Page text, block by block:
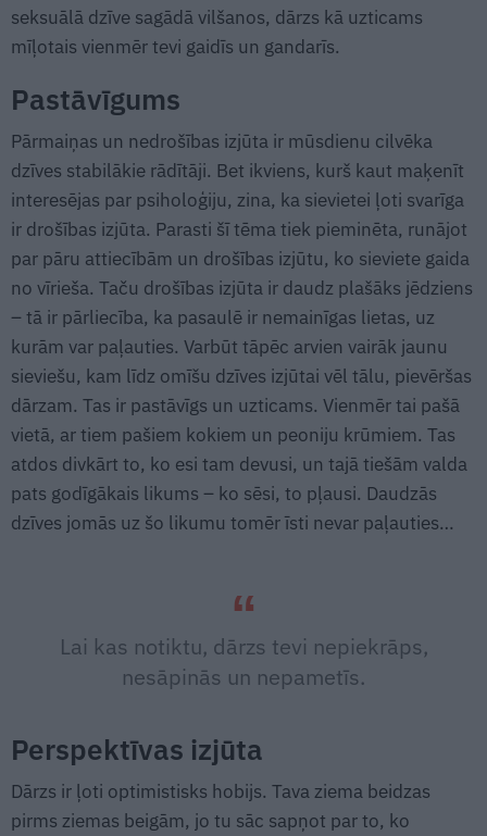
seksuālā dzīve sagādā vilšanos, dārzs kā uzticams
mīļotais vienmēr tevi gaidīs un gandarīs.
Pastāvīgums
Pārmaiņas un nedrošības izjūta ir mūsdienu cilvēka
dzīves stabilākie rādītāji. Bet ikviens, kurš kaut maķenīt
interesējas par psiholoģiju, zina, ka sievietei ļoti svarīga
ir drošības izjūta. Parasti šī tēma tiek pieminēta, runājot
par pāru attiecībām un drošības izjūtu, ko sieviete gaida
no vīrieša. Taču drošības izjūta ir daudz plašāks jēdziens
– tā ir pārliecība, ka pasaulē ir nemainīgas lietas, uz
kurām var paļauties. Varbūt tāpēc arvien vairāk jaunu
sieviešu, kam līdz omīšu dzīves izjūtai vēl tālu, pievēršas
dārzam. Tas ir pastāvīgs un uzticams. Vienmēr tai pašā
vietā, ar tiem pašiem kokiem un peoniju krūmiem. Tas
atdos divkārt to, ko esi tam devusi, un tajā tiešām valda
pats godīgākais likums – ko sēsi, to pļausi. Daudzās
dzīves jomās uz šo likumu tomēr īsti nevar paļauties…
Lai kas notiktu, dārzs tevi nepiekrāps,
nesāpinās un nepametīs.
Perspektīvas izjūta
Dārzs ir ļoti optimistisks hobijs. Tava ziema beidzas
pirms ziemas beigām, jo tu sāc sapņot par to, ko